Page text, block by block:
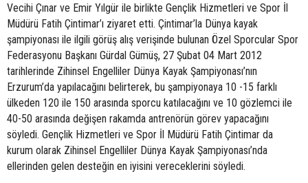
Vecihi Çınar ve Emir Yılgür ile birlikte Gençlik Hizmetleri ve Spor İl
Müdürü Fatih Çintimar’ı ziyaret etti. Çintimar’la Dünya kayak
şampiyonası ile ilgili görüş alış verişinde bulunan Özel Sporcular Spor
Federasyonu Başkanı Gürdal Gümüş, 27 Şubat 04 Mart 2012
tarihlerinde Zihinsel Engelliler Dünya Kayak Şampiyonası’nın
Erzurum’da yapılacağını belirterek, bu şampiyonaya 10 -15 farklı
ülkeden 120 ile 150 arasında sporcu katılacağını ve 10 gözlemci ile
40-50 arasında değişen rakamda antrenörün görev yapacağını
söyledi. Gençlik Hizmetleri ve Spor İl Müdürü Fatih Çintimar da
kurum olarak Zihinsel Engelliler Dünya Kayak Şampiyonası’nda
ellerinden gelen desteğin en iyisini vereceklerini söyledi.